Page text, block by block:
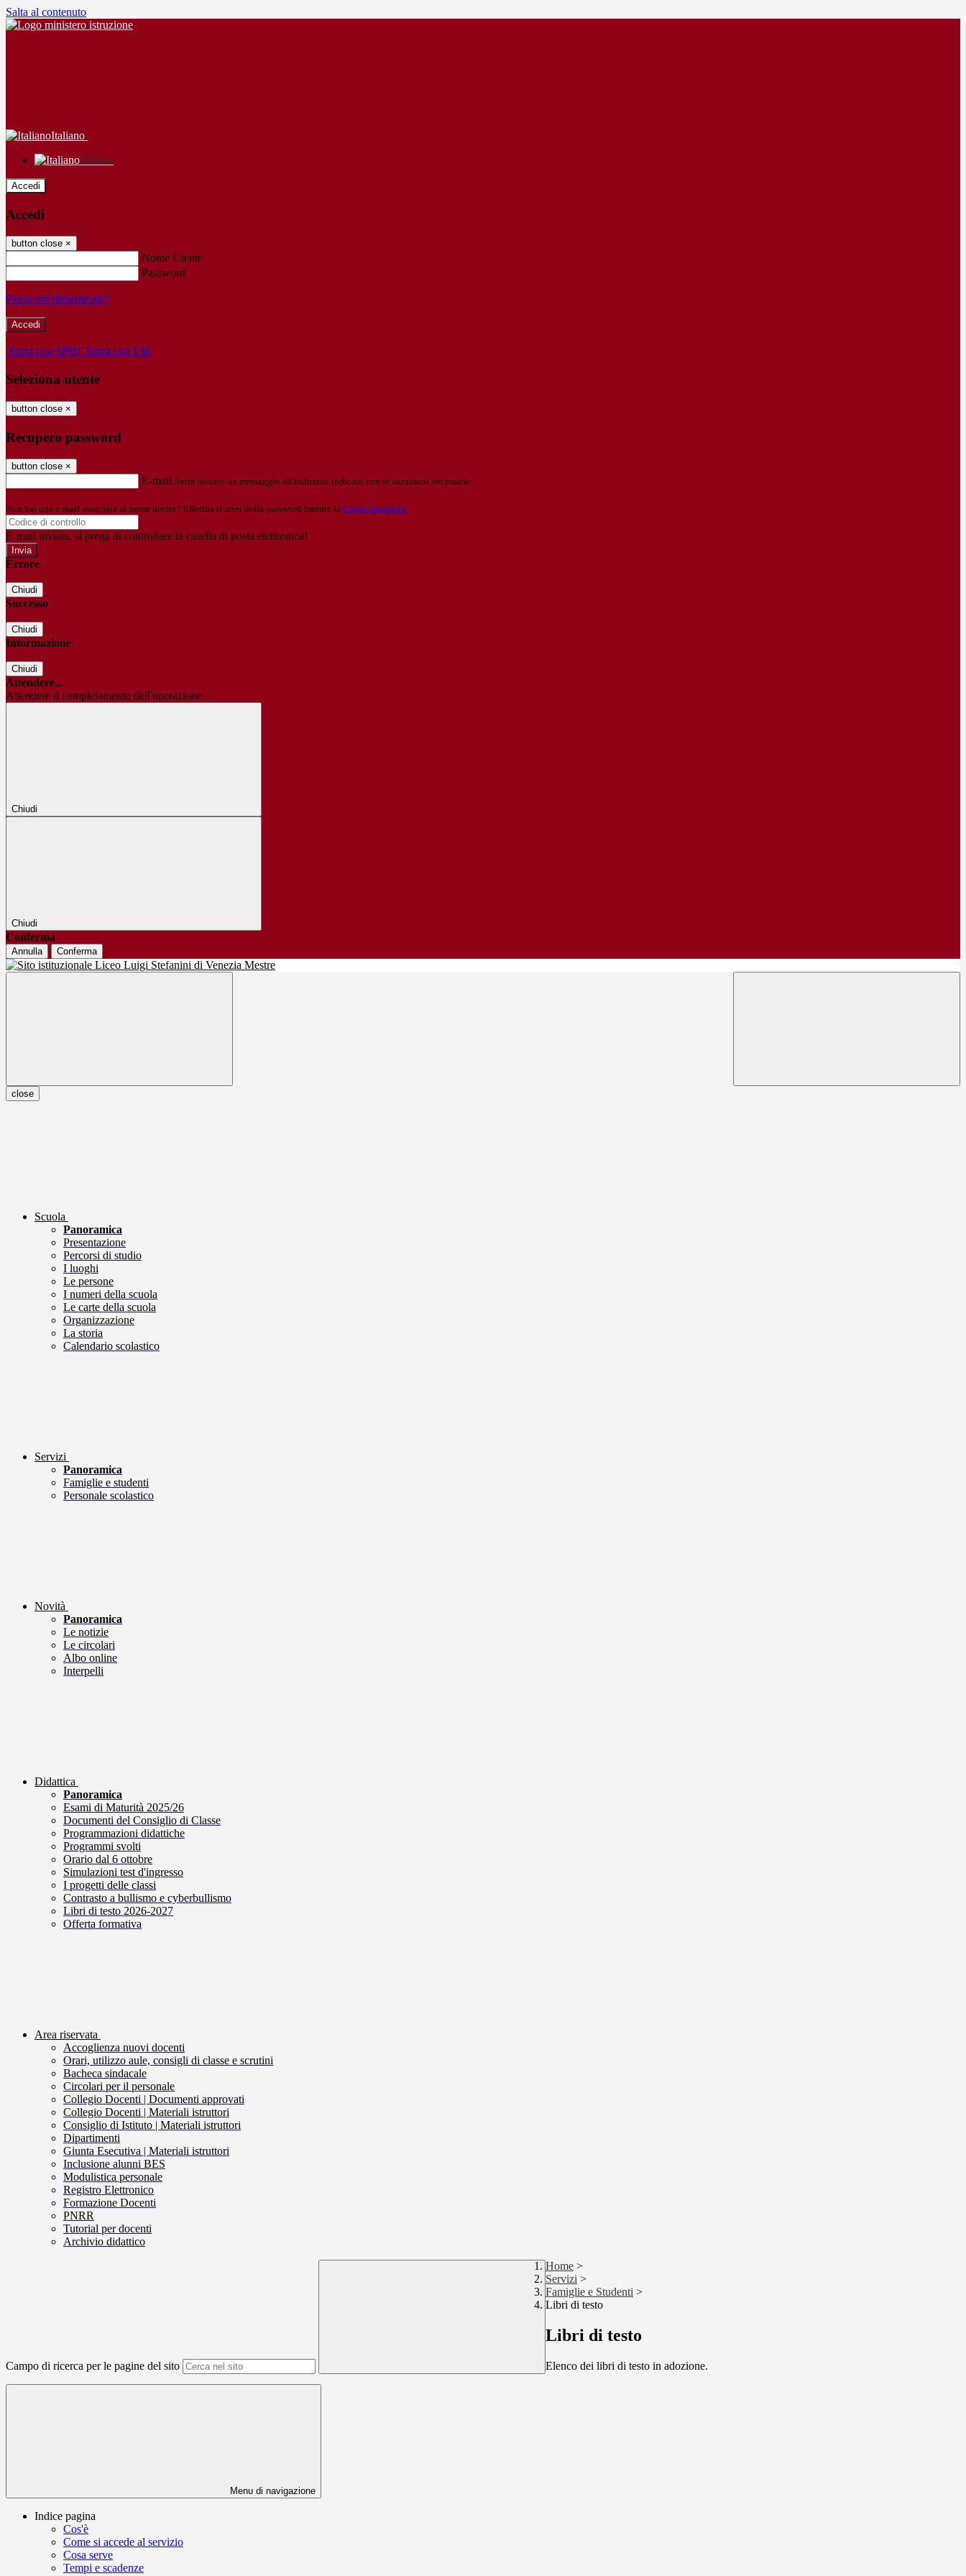
Salta al contenuto
Italiano
Italiano
Accedi
Accedi
button close ×
Nome Utente
Password
Password dimenticata?
-
Entra con SPID Entra con CIE
Seleziona utente
button close ×
Recupero password
button close ×
E-mail Verrà inviato un messaggio all'indirizzo indicato con le istruzioni necessarie.
Non hai una e-mail associata al nome utente? Effettua il reset della password tramite la Login Spaggiari
E-mail inviata, si prega di controllare la casella di posta elettronica!
Errore
Chiudi
Successo
Chiudi
Informazione
Chiudi
Attendere...
Attendere il completamento dell'operazione...
Chiudi
Chiudi
Conferma
Annulla Conferma
close
Scuola
Panoramica
Presentazione
Percorsi di studio
I luoghi
Le persone
I numeri della scuola
Le carte della scuola
Organizzazione
La storia
Calendario scolastico
Servizi
Panoramica
Famiglie e studenti
Personale scolastico
Novità
Panoramica
Le notizie
Le circolari
Albo online
Interpelli
Didattica
Panoramica
Esami di Maturità 2025/26
Documenti del Consiglio di Classe
Programmazioni didattiche
Programmi svolti
Orario dal 6 ottobre
Simulazioni test d'ingresso
I progetti delle classi
Contrasto a bullismo e cyberbullismo
Libri di testo 2026-2027
Offerta formativa
Area riservata
Accoglienza nuovi docenti
Orari, utilizzo aule, consigli di classe e scrutini
Bacheca sindacale
Circolari per il personale
Collegio Docenti | Documenti approvati
Collegio Docenti | Materiali istruttori
Consiglio di Istituto | Materiali istruttori
Dipartimenti
Giunta Esecutiva | Materiali istruttori
Inclusione alunni BES
Modulistica personale
Registro Elettronico
Formazione Docenti
PNRR
Tutorial per docenti
Archivio didattico
Campo di ricerca per le pagine del sito
Home >
Servizi >
Famiglie e Studenti >
Libri di testo
Libri di testo
Elenco dei libri di testo in adozione.
Menu di navigazione
Indice pagina
Cos'è
Come si accede al servizio
Cosa serve
Tempi e scadenze